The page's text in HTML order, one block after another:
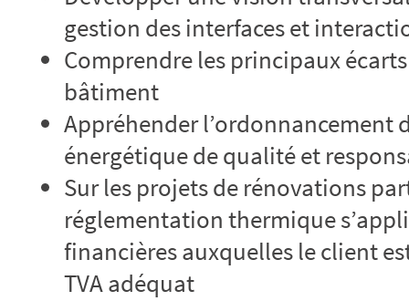
gestion des interfaces et
Comprendre les principaux
bâtiment
Appréhender l’ordonnancement
énergétique de qualité et
Sur les projets de rénovations
réglementation thermique
financières auxquelles le client
TVA adéquat